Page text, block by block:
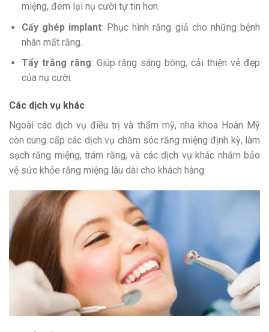
miệng, đem lại nụ cười tự tin hơn.
Cấy ghép implant: Phục hình răng giả cho những bệnh
nhân mất răng.
Tẩy trắng răng: Giúp răng sáng bóng, cải thiện vẻ đẹp
của nụ cười.
Các dịch vụ khác
Ngoài các dịch vụ điều trị và thẩm mỹ, nha khoa Hoàn Mỹ
còn cung cấp các dịch vụ chăm sóc răng miệng định kỳ, làm
sạch răng miệng, trám răng, và các dịch vụ khác nhằm bảo
vệ sức khỏe răng miệng lâu dài cho khách hàng.